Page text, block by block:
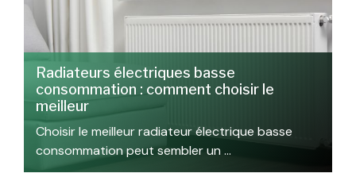
Radiateurs électriques basse
consommation : comment choisir le
meilleur
Choisir le meilleur radiateur électrique basse
consommation peut sembler un …